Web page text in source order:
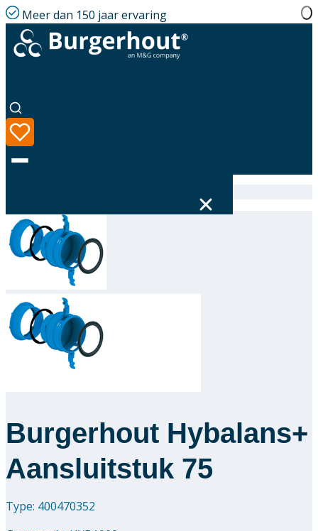
Meer dan 150 jaar ervaring
Taal
Assortiment
Oplossingen
Downloads
Over ons
Burgerhout Hybalans+
Aansluitstuk 75
Type: 400470352